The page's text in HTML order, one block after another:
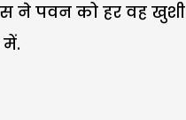
ने पवन को हर वह
में.